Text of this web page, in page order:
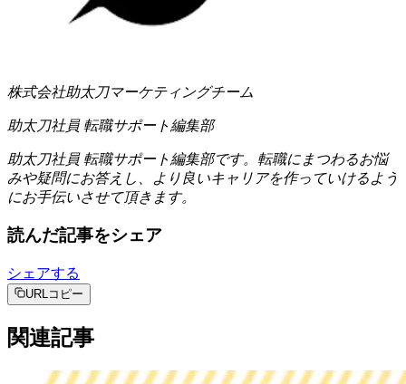
株式会社助太刀マーケティングチーム
助太刀社員 転職サポート編集部
助太刀社員 転職サポート編集部です。転職にまつわるお悩
みや疑問にお答えし、より良いキャリアを作っていけるよう
にお手伝いさせて頂きます。
読んだ記事をシェア
シェアする
URLコピー
関連記事